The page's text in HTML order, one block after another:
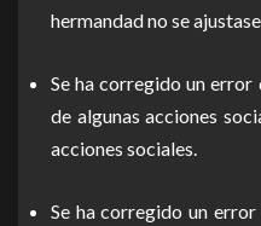
hermandad no se
Se ha corregido un
de algunas acciones
acciones sociales.
Se ha corregido un